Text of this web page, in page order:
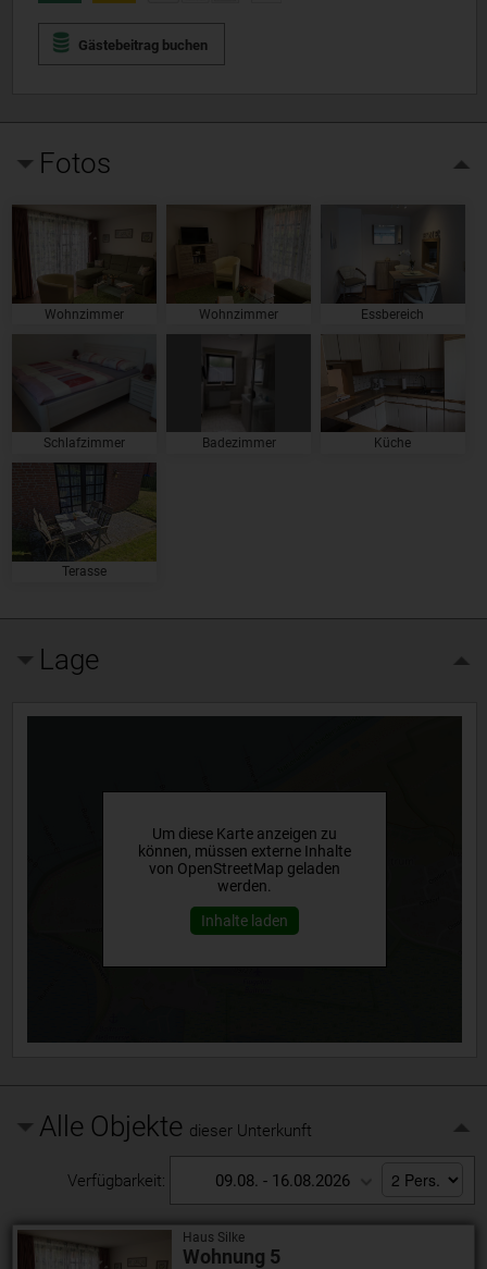
Gästebeitrag buchen
Fotos
Wohnzimmer Wohnzimmer Essbereich
Schlafzimmer Badezimmer Küche
Terasse
Lage
Um diese Karte anzeigen zu
können, müssen externe Inhalte
von OpenStreetMap geladen
werden.
Inhalte laden
Alle Objekte dieser Unterkunft
Verfügbarkeit: 09.08. - 16.08.2026
Haus Silke
Wohnung 5